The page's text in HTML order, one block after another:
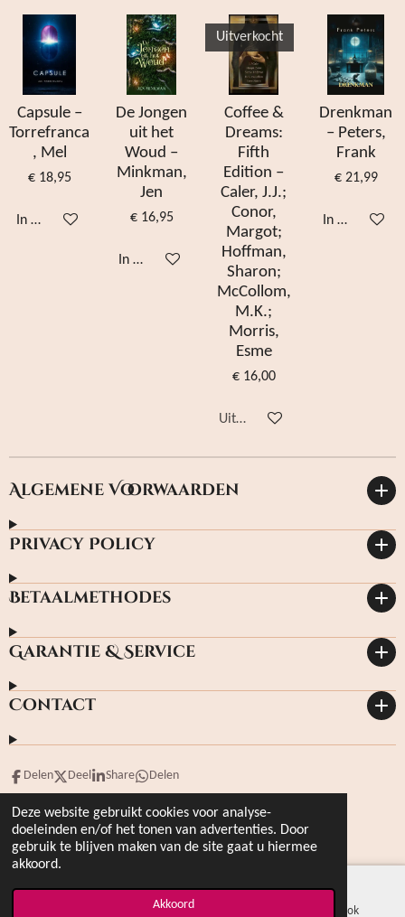
Deze website gebruikt cookies voor analyse-
doeleinden en/of het tonen van advertenties. Door
gebruik te blijven maken van de site gaat u hiermee
akkoord.
Akkoord
Capsule –
Torrefranca
, Mel
€ 18,95
In winkelwagen
De Jongen
uit het
Woud –
Minkman,
Jen
€ 16,95
In winkelwagen
Uitverkocht
Coffee &
Dreams:
Fifth
Edition –
Caler, J.J.;
Conor,
Margot;
Hoffman,
Sharon;
McCollom,
M.K.;
Morris,
Esme
€ 16,00
Uitverkocht
Drenkman
– Peters,
Frank
€ 21,99
In
Algemene Voorwaarden
Privacy Policy
Betaalmethodes
Garantie & Service
Contact
Delen Deel Share Delen
Powered byJouwWeb
Facebook